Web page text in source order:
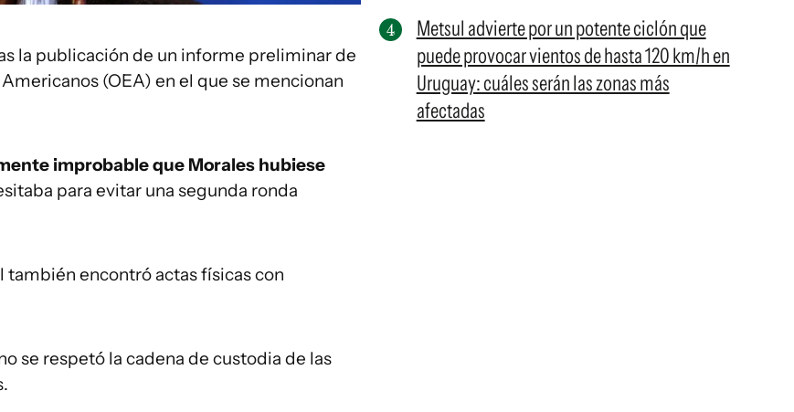
la publicación de un informe preliminar de
(OEA) en el que se mencionan
improbable que Morales hubiese
para evitar una segunda ronda
encontró actas físicas con
se respetó la cadena de custodia de las
Metsul advierte por un potente ciclón que
puede provocar vientos de hasta 120 km/h en
Uruguay: cuáles serán las zonas más
afectadas